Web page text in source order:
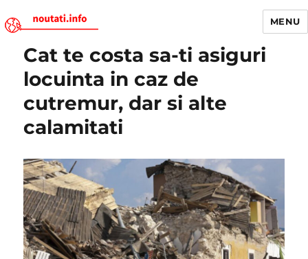
Noutati.Info
MENU
Cat te costa sa-ti asiguri
locuinta in caz de
cutremur, dar si alte
calamitati